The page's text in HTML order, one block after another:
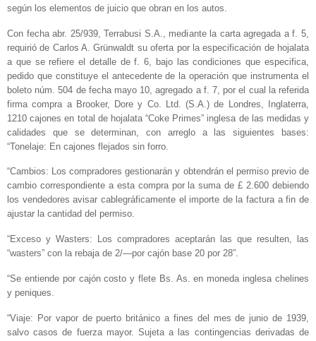
según los elementos de juicio que obran en los autos.
Con fecha abr. 25/939, Terrabusi S.A., mediante la carta agregada a f. 5,
requirió de Carlos A. Grünwaldt su oferta por la especificación de hojalata
a que se refiere el detalle de f. 6, bajo las condiciones que especifica,
pedido que constituye el antecedente de la operación que instrumenta el
boleto núm. 504 de fecha mayo 10, agregado a f. 7, por el cual la referida
firma compra a Brooker, Dore y Co. Ltd. (S.A.) de Londres, Inglaterra,
1210 cajones en total de hojalata “Coke Primes” inglesa de las medidas y
calidades que se determinan, con arreglo a las siguientes bases:
“Tonelaje: En cajones flejados sin forro.
“Cambios: Los compradores gestionarán y obtendrán el permiso previo de
cambio correspondiente a esta compra por la suma de £ 2.600 debiendo
los vendedores avisar cablegráficamente el importe de la factura a fin de
ajustar la cantidad del permiso.
“Exceso y Wasters: Los compradores aceptarán las que resulten, las
“wasters” con la rebaja de 2/—por cajón base 20 por 28”.
“Se entiende por cajón costo y flete Bs. As. en moneda inglesa chelines
y peniques.
“Viaje: Por vapor de puerto británico a fines del mes de junio de 1939,
salvo casos de fuerza mayor. Sujeta a las contingencias derivadas de